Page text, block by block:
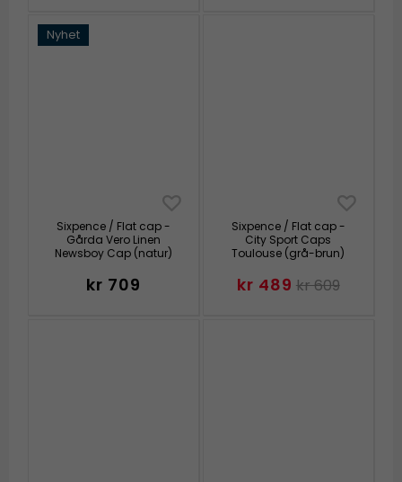
Nyhet
Sixpence / Flat cap -
Gårda Vero Linen
Newsboy Cap (natur)
kr 709
Sixpence / Flat cap -
City Sport Caps
Toulouse (grå-brun)
kr 489 kr 609